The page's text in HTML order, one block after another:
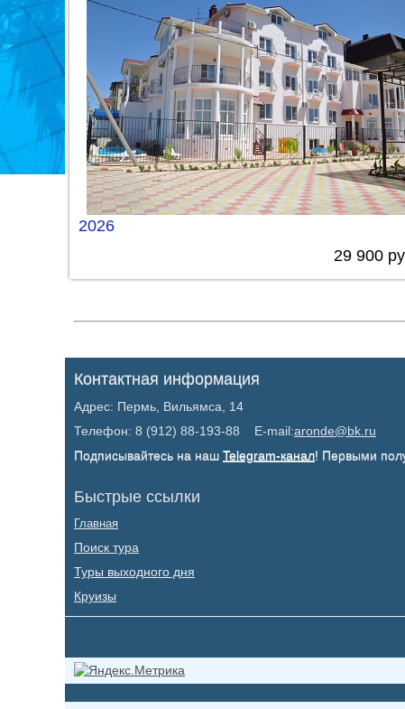
2026
29 900
Контактная информация
Адрес: Пермь, Вильямса, 14
Телефон: 8 (912) 88-193-88 E-mail:aronde@bk.ru
Подписывайтесь на наш Telegram-канал! Первыми
Быстрые ссылки
Главная
Поиск тура
Туры выходного дня
Круизы